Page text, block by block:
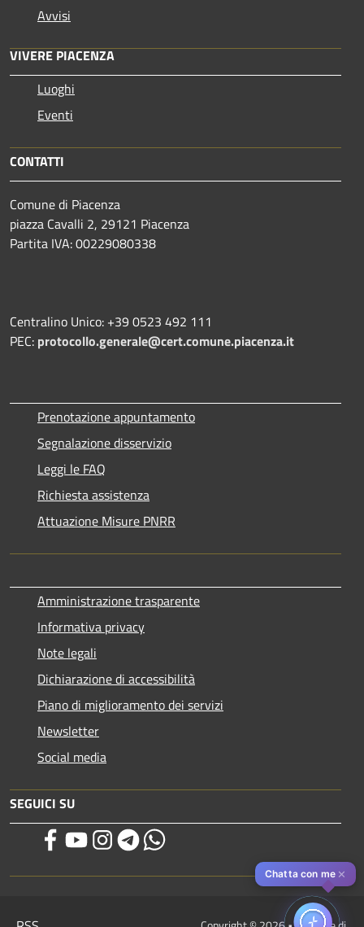
Avvisi
VIVERE PIACENZA
Luoghi
Eventi
CONTATTI
Comune di Piacenza
piazza Cavalli 2, 29121 Piacenza
Partita IVA: 00229080338
Centralino Unico: +39 0523 492 111
PEC: protocollo.generale@cert.comune.piacenza.it
Prenotazione appuntamento
Segnalazione disservizio
Leggi le FAQ
Richiesta assistenza
Attuazione Misure PNRR
Amministrazione trasparente
Informativa privacy
Note legali
Dichiarazione di accessibilità
Piano di miglioramento dei servizi
Newsletter
Social media
SEGUICI SU
Chatta con me ✕